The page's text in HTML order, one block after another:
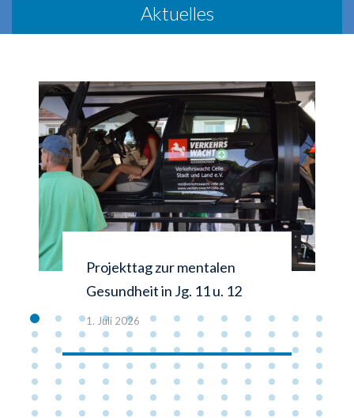
Aktuelles
Projekttag zur mentalen
Gesundheit in Jg. 11 u. 12
1. Juli 2026